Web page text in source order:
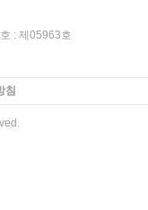
: 제05963호
침